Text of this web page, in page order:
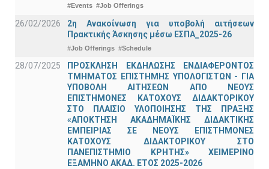
#Events #Job Offerings
26/02/2026
2η Ανακοίνωση για υποβολή αιτήσεων
Πρακτικής Άσκησης μέσω ΕΣΠΑ_2025-26
#Job Offerings #Schedule
28/07/2025
ΠΡΟΣΚΛΗΣΗ ΕΚΔΗΛΩΣΗΣ ΕΝΔΙΑΦΕΡΟΝΤΟΣ
ΤΜΗΜΑΤΟΣ ΕΠΙΣΤΗΜΗΣ ΥΠΟΛΟΓΙΣΤΩΝ - ΓΙΑ
ΥΠΟΒΟΛΗ ΑΙΤΗΣΕΩΝ ΑΠΟ ΝΕΟΥΣ
ΕΠΙΣΤΗΜΟΝΕΣ ΚΑΤΟΧΟΥΣ ΔΙΔΑΚΤΟΡΙΚΟΥ
ΣΤΟ ΠΛΑΙΣΙΟ ΥΛΟΠΟΙΗΣΗΣ ΤΗΣ ΠΡΑΞΗΣ
«ΑΠΟΚΤΗΣΗ ΑΚΑΔΗΜΑΪΚΗΣ ΔΙΔΑΚΤΙΚΗΣ
ΕΜΠΕΙΡΙΑΣ ΣΕ ΝΕΟΥΣ ΕΠΙΣΤΗΜΟΝΕΣ
ΚΑΤΟΧΟΥΣ ΔΙΔΑΚΤΟΡΙΚΟΥ ΣΤΟ
ΠΑΝΕΠΙΣΤΗΜΙΟ ΚΡΗΤΗΣ» ΧΕΙΜΕΡΙΝΟ
ΕΞΑΜΗΝΟ ΑΚΑΔ. ΕΤΟΣ 2025-2026